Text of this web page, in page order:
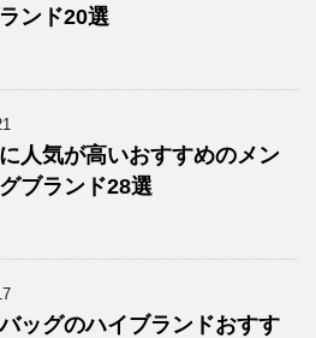
ンド20選
人気が高いおすすめのメン
ブランド28選
ッグのハイブランドおすす